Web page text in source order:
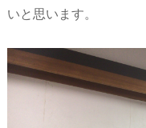
いと思います。